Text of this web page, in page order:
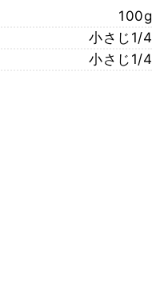
100g
小さじ1/4
小さじ1/4